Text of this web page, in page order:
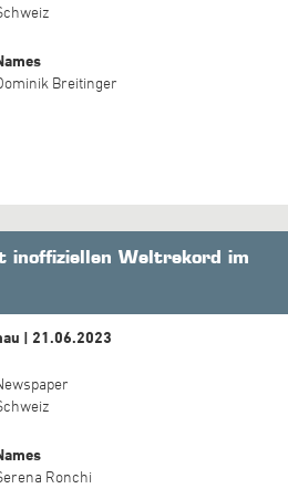
Breitinger
inoffiziellen Weltrekord im
| 21.06.2023
Ronchi